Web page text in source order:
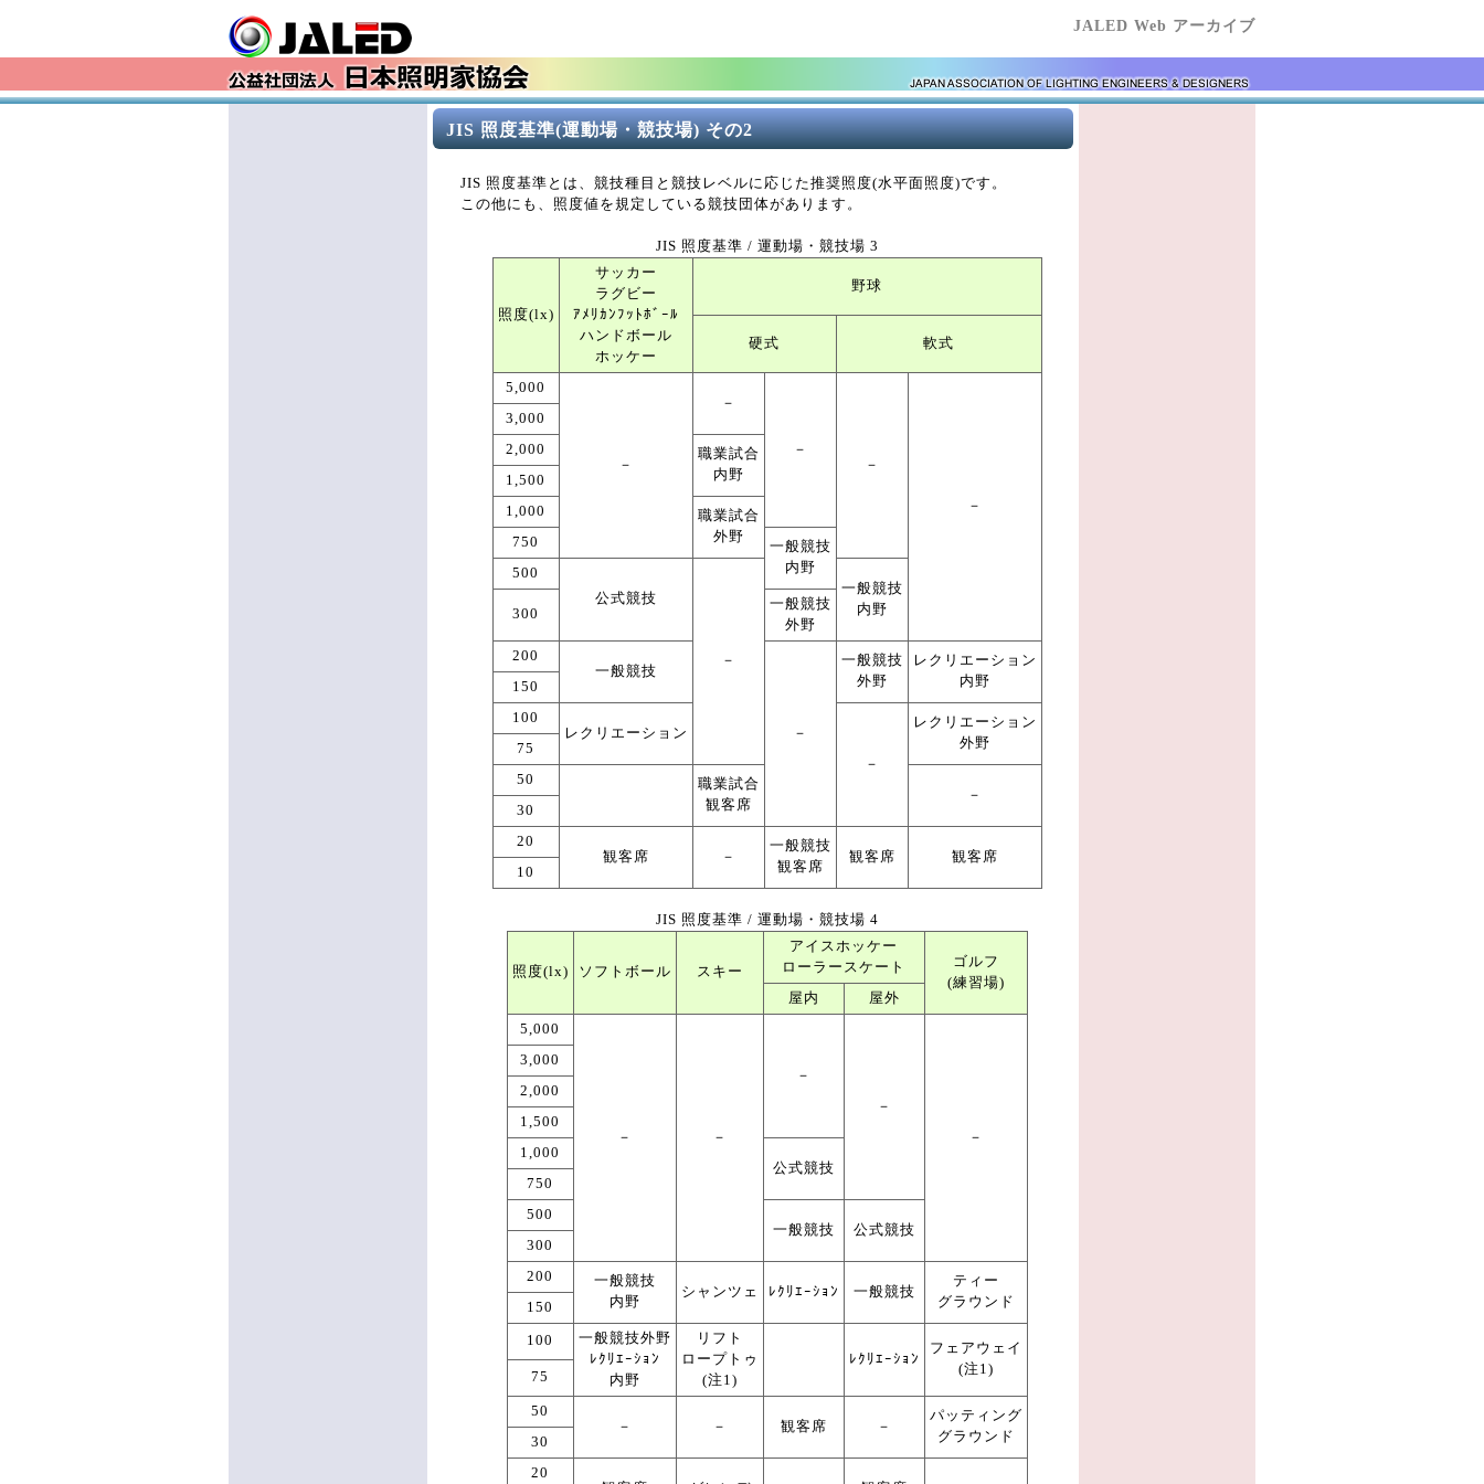
JALED Web アーカイブ
JIS 照度基準(運動場・競技場) その2
JIS 照度基準とは、競技種目と競技レベルに応じた推奨照度(水平面照度)です。
この他にも、照度値を規定している競技団体があります。
JIS 照度基準 / 運動場・競技場 3
照度(lx)
サッカー
ラグビー
ｱﾒﾘｶﾝﾌｯﾄﾎﾞｰﾙ
ハンドボール
ホッケー
野球
硬式 軟式
5,000
－
－
－
－
－
3,000
2,000
職業試合
内野
1,500
1,000
職業試合
外野
750
一般競技
内野
500
公式競技
－
一般競技
内野
300
一般競技
外野
200
一般競技
－
一般競技
外野
レクリエーション
内野
150
100
レクリエーション
－
レクリエーション
外野
75
50
職業試合
観客席
－
30
20
観客席
－
一般競技
観客席
観客席
観客席
10
JIS 照度基準 / 運動場・競技場 4
照度(lx) ソフトボール スキー
アイスホッケー
ローラースケート
ゴルフ
(練習場)
屋内
屋外
5,000
－ －
－
－
－
3,000
2,000
1,500
1,000
公式競技
750
500
一般競技
公式競技
300
200
一般競技
内野
シャンツェ ﾚｸﾘｴｰｼｮﾝ 一般競技
ティー
グラウンド
150
100
一般競技外野
ﾚｸﾘｴｰｼｮﾝ
内野
リフト
ロープトゥ
(注1)
ﾚｸﾘｴｰｼｮﾝ
フェアウェイ
(注1)
75
50
－
－ 観客席 －
パッティング
グラウンド
30
20